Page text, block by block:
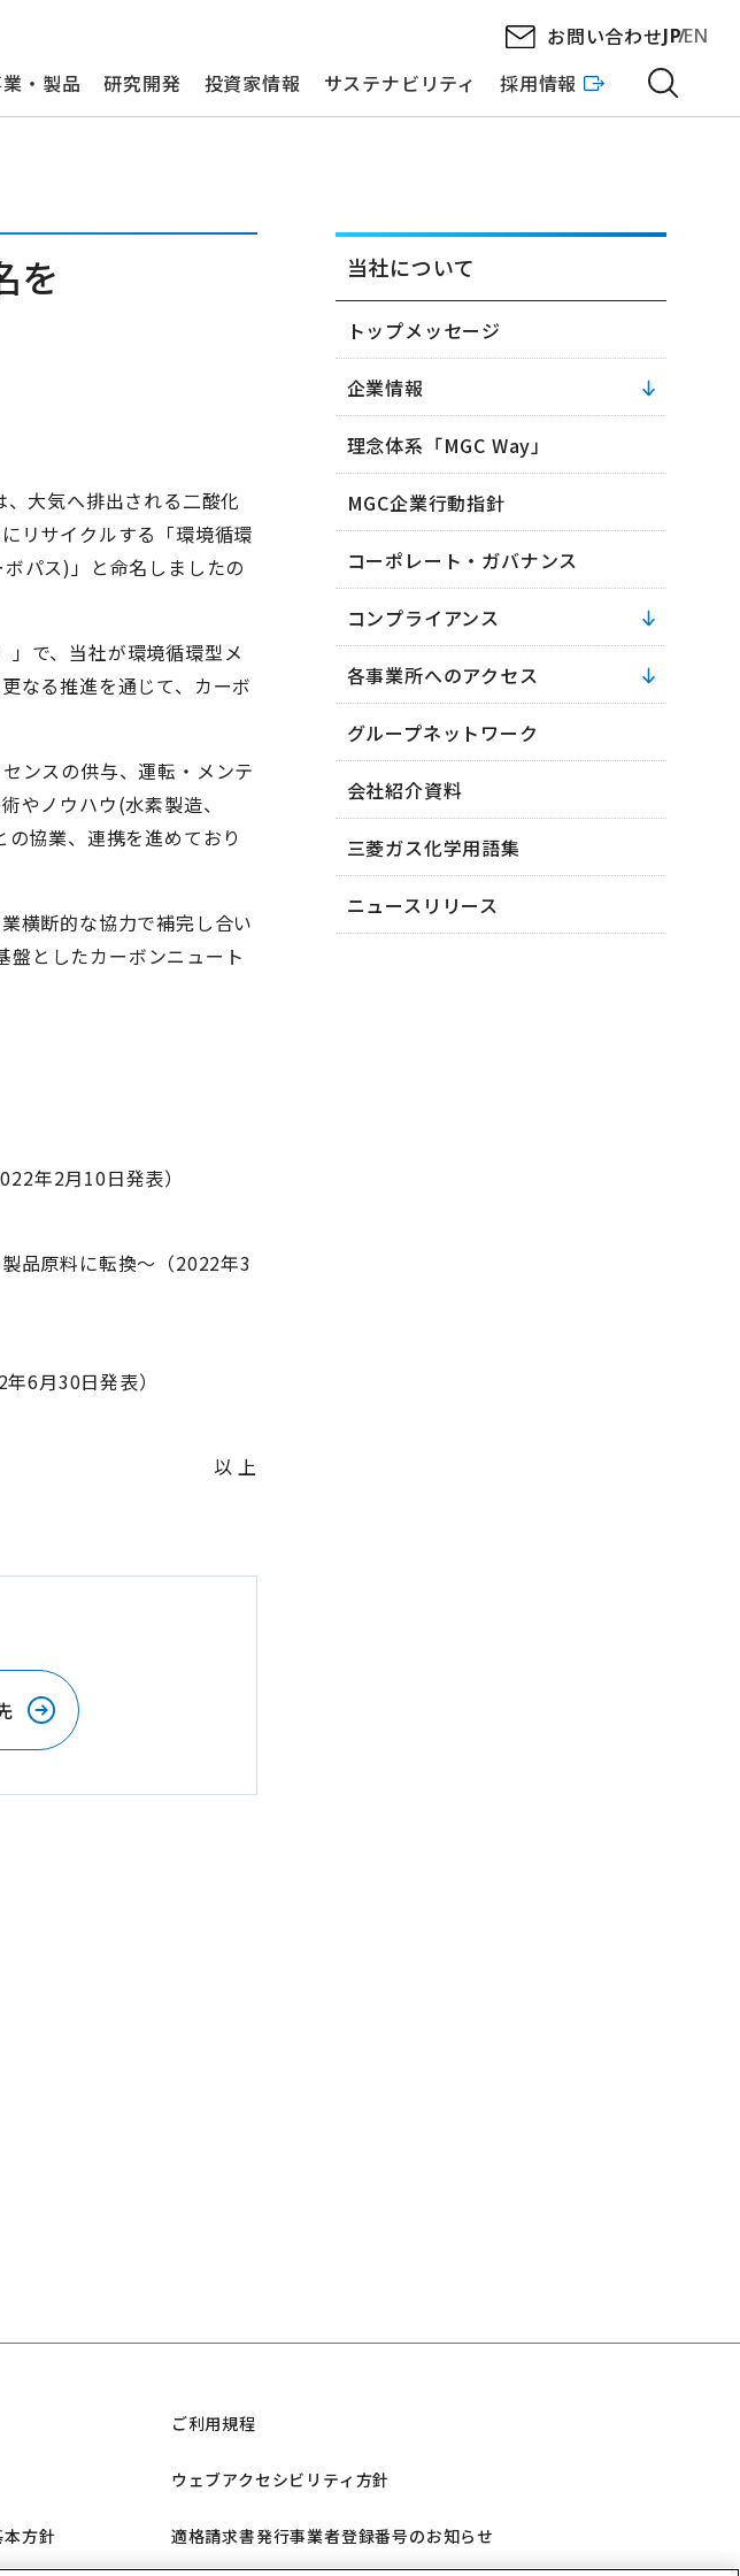
・製品 研究開発 投資家情報 サステナビリティ 採用情報
お問い合わせJPEN
を
大気へ排出される二酸化
リサイクルする「環境循環
パス)」と命名しましたの
で、当社が環境循環型メ
なる推進を通じて、カーボ
ンスの供与、運転・メンテ
やノウハウ(水素製造、
協業、連携を進めており
横断的な協力で補完し合い
盤としたカーボンニュート
年2月10日発表）
品原料に転換～（2022年3
6月30日発表）
以 上
当社について
トップメッセージ
企業情報
理念体系「MGC Way」
MGC企業行動指針
コーポレート・ガバナンス
コンプライアンス
各事業所へのアクセス
グループネットワーク
会社紹介資料
三菱ガス化学用語集
ニュースリリース
方針
ご利用規程
ウェブアクセシビリティ方針
適格請求書発行事業者登録番号のお知らせ